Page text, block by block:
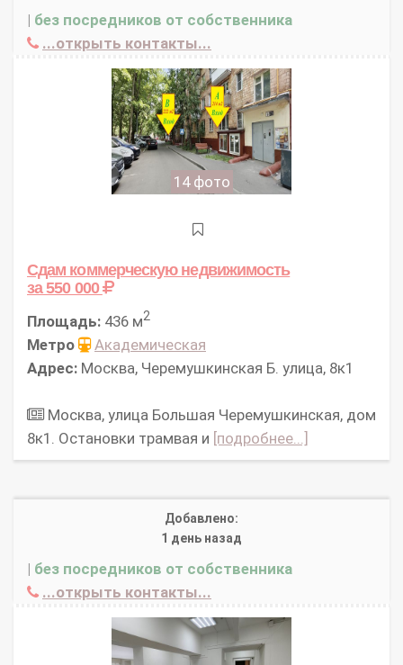
| без посредников от собственника
...открыть контакты...
14 фото
Сдам коммерческую недвижимость
за 550 000
Площадь: 436 м2
Метро
Академическая
Адрес: Москва, Черемушкинская Б. улица, 8к1
Москва, улица Большая Черемушкинская, дом
8к1. Остановки трамвая и [подробнее...]
Добавлено:
1 день назад
| без посредников от собственника
...открыть контакты...